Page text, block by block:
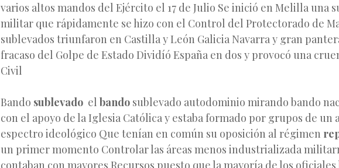
varios altos mandos del Ejército el 17 de Julio Se inició en Melilla una
militar que rápidamente se hizo con el Control del Protectorado de
sublevados triunfaron en Castilla y León Galicia Navarra y gran
fracaso del Golpe de Estado Dividíó España en dos y provocó una
Civil
Bando sublevado el bando sublevado autodominio mirando bando
con el apoyo de la Iglesia Católica y estaba formado por grupos de un
espectro ideológico Que tenían en común su oposición al régimen
un primer momento Controlar las áreas menos industrializada
contaban con mayores Recursos puesto que la mayoría de los